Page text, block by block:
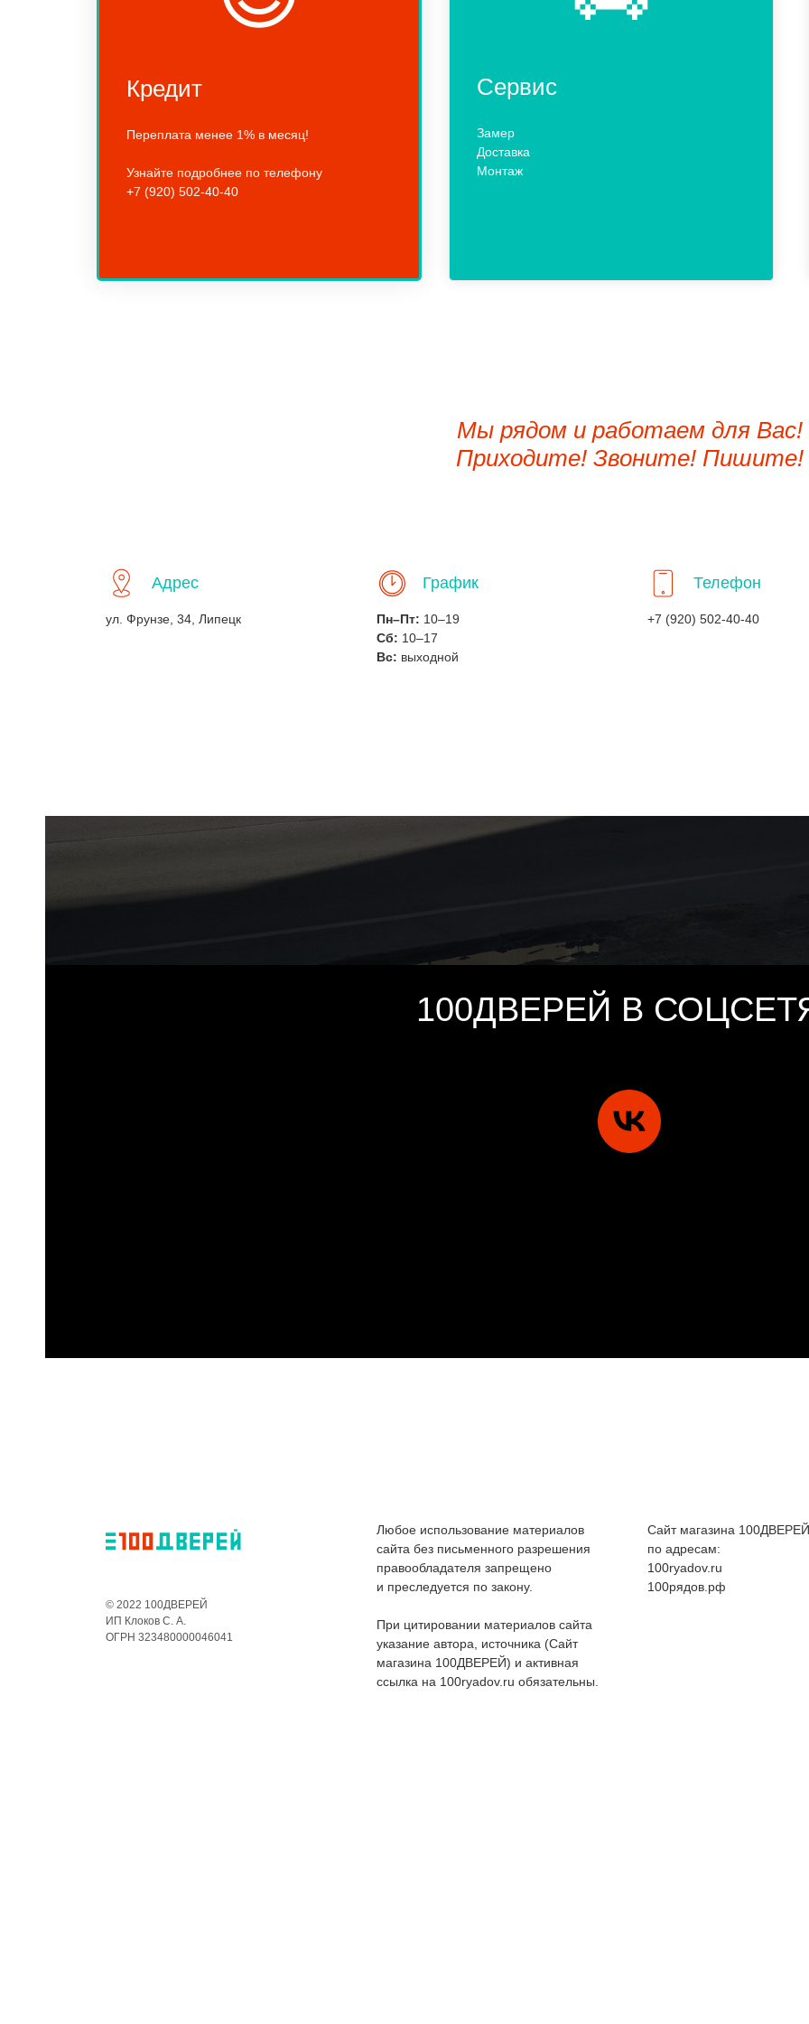
Кредит
Переплата менее 1% в месяц!
Узнайте подробнее по телефону
+7 (920) 502-40-40
Сервис
Замер
Доставка
Монтаж
Мы рядом и работаем для Вас!
Приходите! Звоните! Пишите!
Адрес
ул. Фрунзе, 34, Липецк
График
Пн–Пт: 10–19
Сб: 10–17
Вс: выходной
Телефон
+7 (920) 502-40-40
100ДВЕРЕЙ В
© 2022 100ДВЕРЕЙ
ИП Клоков С. А.
ОГРН 323480000046041
Любое использование материалов
сайта без письменного разрешения
правообладателя запрещено
и преследуется по закону.
При цитировании материалов сайта
указание автора, источника (Сайт
магазина 100ДВЕРЕЙ) и активная
ссылка на 100ryadov.ru обязательны.
Сайт магазина
по адресам:
100ryadov.ru
100рядов.рф